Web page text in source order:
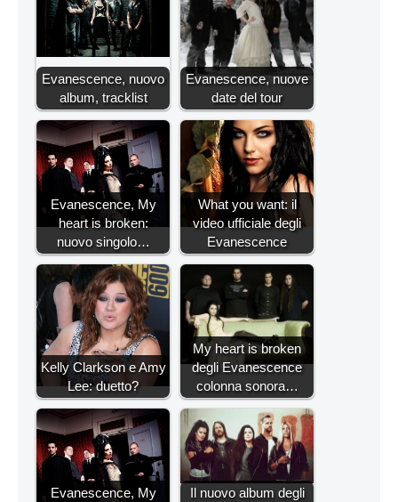
Evanescence, nuovo
album, tracklist
Evanescence, nuove
date del tour
Evanescence, My
heart is broken:
nuovo singolo…
What you want: il
video ufficiale degli
Evanescence
Kelly Clarkson e Amy
Lee: duetto?
My heart is broken
degli Evanescence
colonna sonora…
Evanescence, My
Il nuovo album degli